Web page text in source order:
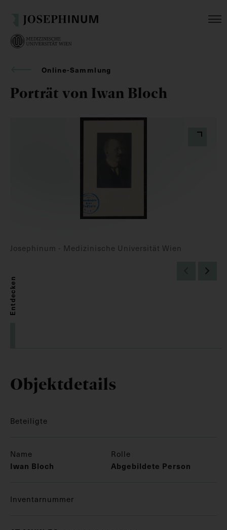
Online-Sammlung
Porträt von Iwan Bloch
Josephinum - Medizinische Universität Wien
Entdecken
Objektdetails
Beteiligte
Name Rolle
Iwan Bloch Abgebildete Person
Inventarnummer